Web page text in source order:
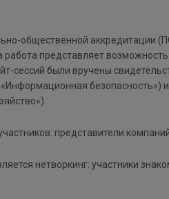
общественной аккредитации
работа представляет
сессий были вручены
представители
нетворкинг: участники